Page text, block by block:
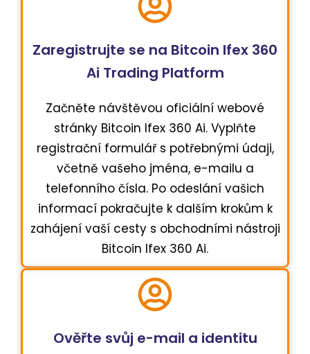
Zaregistrujte se na Bitcoin Ifex 360
Ai Trading Platform
Začněte návštěvou oficiální webové
stránky Bitcoin Ifex 360 Ai. Vyplňte
registrační formulář s potřebnými údaji,
včetně vašeho jména, e-mailu a
telefonního čísla. Po odeslání vašich
informací pokračujte k dalším krokům k
zahájení vaší cesty s obchodními nástroji
Bitcoin Ifex 360 Ai.
Ověřte svůj e-mail a identitu